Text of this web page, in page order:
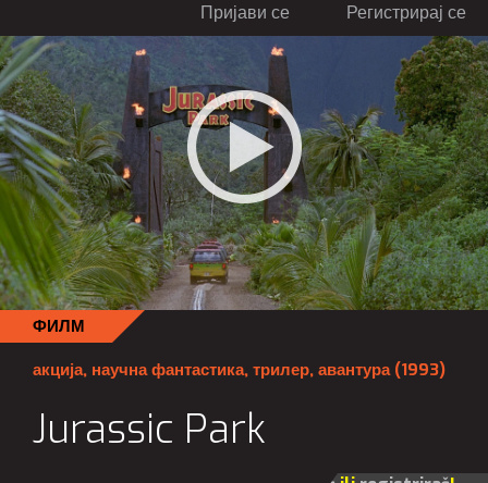
Пријави се Регистрирај се
ФИЛМ
акција, научна фантастика, трилер, авантура(1993)
Jurassic Park